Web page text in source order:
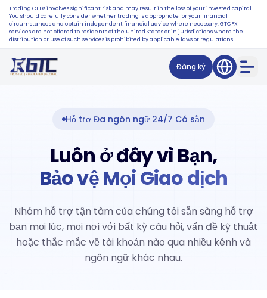
Trading CFDs involves significant risk and may result in the loss of your invested capital.
You should carefully consider whether trading is appropriate for your financial
circumstances and obtain independent financial advice where necessary. GTCFX
services are not offered to residents of the United States or in jurisdictions where the
distribution or use of such services is prohibited by applicable laws or regulations.
Đăng ký
Hỗ trợ Đa ngôn ngữ 24/7 Có sẵn
Luôn ở đây vì Bạn,
Bảo vệ Mọi Giao dịch
Nhóm hỗ trợ tận tâm của chúng tôi sẵn sàng hỗ trợ
bạn mọi lúc, mọi nơi với bất kỳ câu hỏi, vấn đề kỹ thuật
hoặc thắc mắc về tài khoản nào qua nhiều kênh và
ngôn ngữ khác nhau.